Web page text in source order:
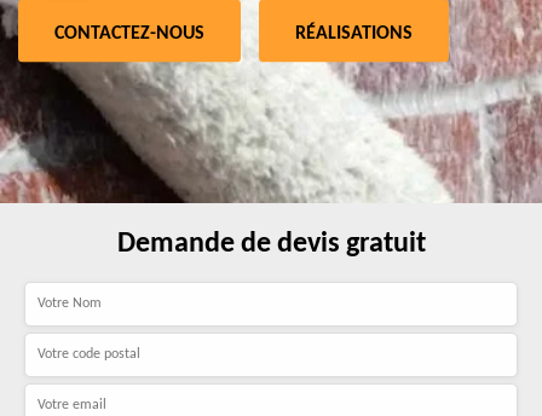
CONTACTEZ-NOUS RÉALISATIONS
Demande de devis gratuit